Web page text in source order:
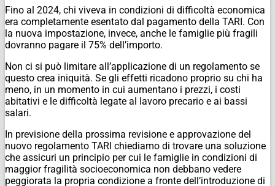
Fino al 2024, chi viveva in condizioni di difficoltà economica
era completamente esentato dal pagamento della TARI. Con
la nuova impostazione, invece, anche le famiglie più fragili
dovranno pagare il 75% dell’importo.
Non ci si può limitare all’applicazione di un regolamento se
questo crea iniquità. Se gli effetti ricadono proprio su chi ha
meno, in un momento in cui aumentano i prezzi, i costi
abitativi e le difficoltà legate al lavoro precario e ai bassi
salari.
In previsione della prossima revisione e approvazione del
nuovo regolamento TARI chiediamo di trovare una soluzione
che assicuri un principio per cui le famiglie in condizioni di
maggior fragilità socioeconomica non debbano vedere
peggiorata la propria condizione a fronte dell’introduzione di